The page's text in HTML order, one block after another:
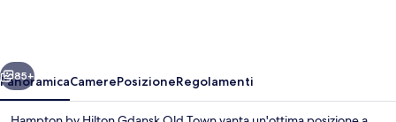
Town
Avanti
85+
PanoramicaCamerePosizioneRegolamenti